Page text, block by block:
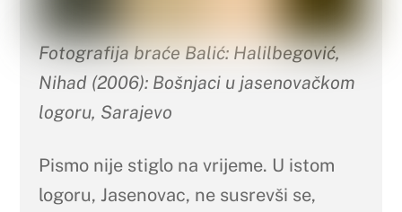
Fotografija braće Balić: Halilbegović,
Nihad (2006): Bošnjaci u jasenovačkom
logoru, Sarajevo
Pismo nije stiglo na vrijeme. U istom
logoru, Jasenovac, ne susrevši se,